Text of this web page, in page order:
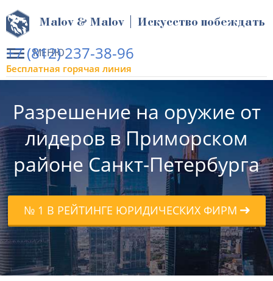
МЕНЮ
Malov & Malov | Искусство побеждать
+7 (812) 237-38-96
Бесплатная горячая линия
Разрешение на оружие от
лидеров в Приморском
районе Санкт-Петербурга
№ 1 В РЕЙТИНГЕ ЮРИДИЧЕСКИХ ФИРМ